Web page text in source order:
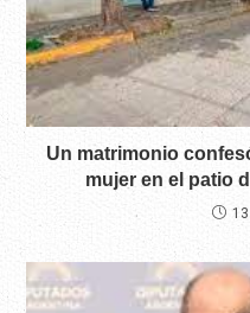
Un matrimonio
mujer en el patio